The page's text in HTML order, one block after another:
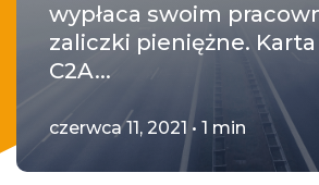
wypłaca swoim
zaliczki pieniężne.
C2A...
czerwca 11, 2021 • 1 min